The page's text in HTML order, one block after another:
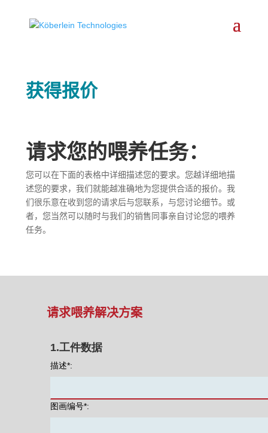
获得报价
请求您的喂养任务：
您可以在下面的表格中详细描述您的要求。您越详细地描
述您的要求，我们就能越准确地为您提供合适的报价。我
们很乐意在收到您的请求后与您联系，与您讨论细节。或
者，您当然可以随时与我们的销售同事亲自讨论您的喂养
任务。
请求喂养解决方案
1.工件数据
描述*:
图画编号*: